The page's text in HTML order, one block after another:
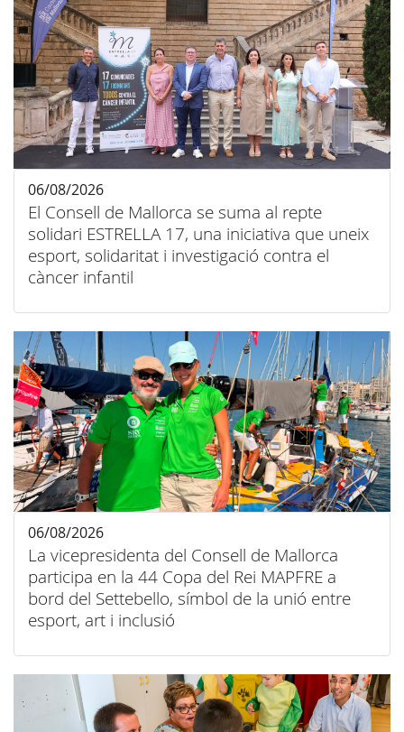
El Consell de Mallorca se suma al repte
solidari ESTRELLA 17, una iniciativa que uneix
esport, solidaritat i investigació contra el
càncer infantil
06/08/2026
La vicepresidenta del Consell de Mallorca
participa en la 44 Copa del Rei MAPFRE a
bord del Settebello, símbol de la unió entre
esport, art i inclusió
06/08/2026